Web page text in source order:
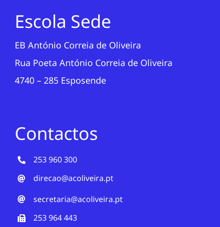
Escola Sede
EB António Correia de Oliveira
Rua Poeta António Correia de Oliveira
4740 – 285 Esposende
Contactos
253 960 300
direcao@acoliveira.pt
secretaria@acoliveira.pt
253 964 443